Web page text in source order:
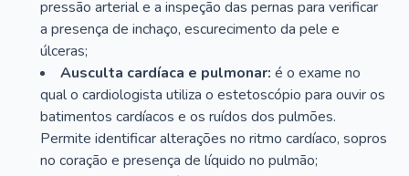
pressão arterial e a inspeção das pernas para verificar
a presença de inchaço, escurecimento da pele e
úlceras;
Ausculta cardíaca e pulmonar: é o exame no
qual o cardiologista utiliza o estetoscópio para ouvir os
batimentos cardíacos e os ruídos dos pulmões.
Permite identificar alterações no ritmo cardíaco, sopros
no coração e presença de líquido no pulmão;